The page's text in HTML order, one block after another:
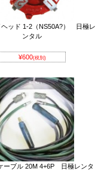
ッド 1-2（NS50A?） 日極レ
ンタル
¥600(税別)
ーブル 20M 4+6P 日極レンタ